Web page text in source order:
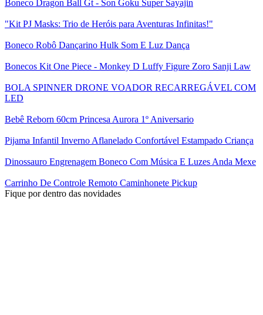
Boneco Dragon Ball Gt - Son Goku Super Sayajin
"Kit PJ Masks: Trio de Heróis para Aventuras Infinitas!"
Boneco Robô Dançarino Hulk Som E Luz Dança
Bonecos Kit One Piece - Monkey D Luffy Figure Zoro Sanji Law
BOLA SPINNER DRONE VOADOR RECARREGÁVEL COM
LED
Bebê Reborn 60cm Princesa Aurora 1º Aniversario
Pijama Infantil Inverno Aflanelado Confortável Estampado Criança
Dinossauro Engrenagem Boneco Com Música E Luzes Anda Mexe
Carrinho De Controle Remoto Caminhonete Pickup
Fique por dentro das novidades